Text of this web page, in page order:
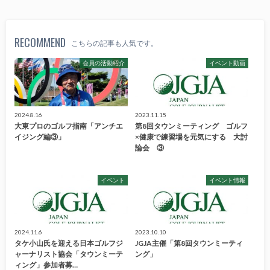
RECOMMEND こちらの記事も人気です。
会員の活動紹介
2024.8.16
大東プロのゴルフ指南「アンチエ
イジング編③」
イベント動画
2023.11.15
第8回タウンミーティング ゴルフ
×健康で練習場を元気にする 大討
論会 ③
イベント
2024.11.6
タケ小山氏を迎える日本ゴルフジ
ャーナリスト協会「タウンミーテ
ィング」参加者募…
イベント情報
2023.10.10
JGJA主催「第8回タウンミーティ
ング」